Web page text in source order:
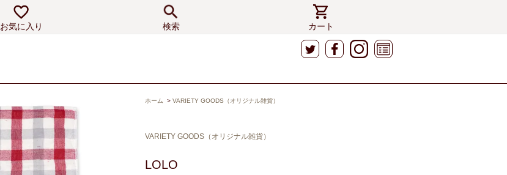
お気に入り 検索 カート
ホーム > VARIETY GOODS（オリジナル雑貨）
VARIETY GOODS（オリジナル雑貨）
LOLO